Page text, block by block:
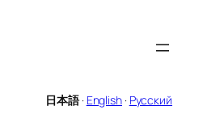
日本語· English· Русский